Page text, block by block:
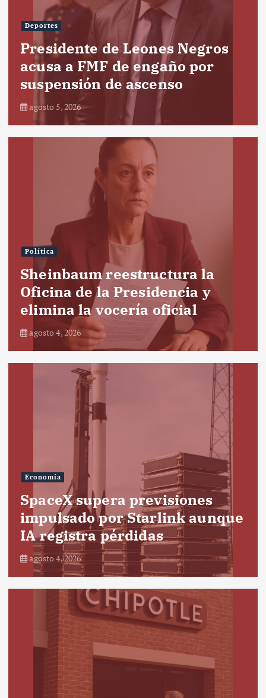
Deportes
Presidente de Leones Negros
acusa a FMF de engaño por
suspensión de ascenso
agosto 5, 2026
Política
Sheinbaum reestructura la
Oficina de la Presidencia y
elimina la vocería oficial
agosto 4, 2026
Economía
SpaceX supera previsiones
impulsado por Starlink aunque
IA registra pérdidas
agosto 4, 2026